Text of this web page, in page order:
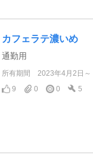
カフェラテ濃いめ
通勤用
所有期間
2023年4月2日～
9
0 0 5